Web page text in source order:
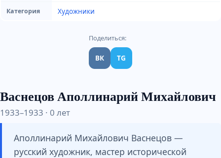
Категория Художники
Поделиться:
ВК TG
Васнецов Аполлинарий Михайлович
1933–1933 · 0 лет
Аполлинарий Михайлович Васнецов —
русский художник, мастер исторической